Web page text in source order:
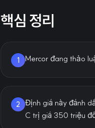
핵심 정리
1 Mercor đang thảo
2
Định giá này đánh
C trị giá 350 triệu